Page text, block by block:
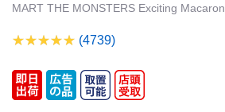
MART THE MONSTERS Exciting Macaron
(4739)